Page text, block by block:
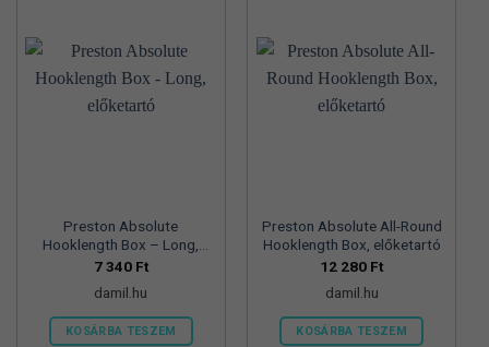
Preston Absolute
Hooklength Box – Long,
előketartó
7 340 Ft
damil.hu
KOSÁRBA TESZEM
Preston Absolute All-Round
Hooklength Box, előketartó
12 280 Ft
damil.hu
KOSÁRBA TESZEM